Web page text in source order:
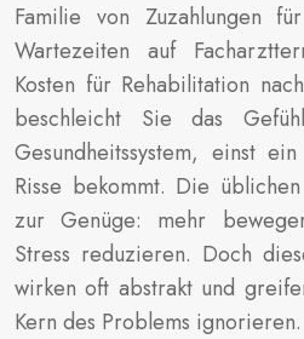
Familie von Zuzahlungen
Wartezeiten auf
Kosten für Rehabilitation
beschleicht Sie das
Gesundheitssystem, einst
Risse bekommt. Die
zur Genüge: mehr
Stress reduzieren. Doch
wirken oft abstrakt und
Kern des Problems ignorieren.